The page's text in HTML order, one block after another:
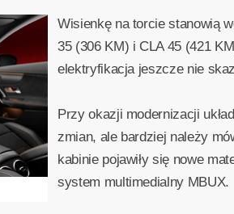
Wisienkę na torcie stanowią
35 (306 KM) i CLA 45 (421
elektryfikacja jeszcze nie
Przy okazji modernizacji
zmian, ale bardziej należy
kabinie pojawiły się nowe
system multimedialny MBUX.